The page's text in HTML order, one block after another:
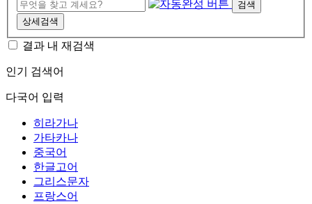
검색
상세검색
결과 내 재검색
인기 검색어
다국어 입력
히라가나
가타카나
중국어
한글고어
그리스문자
프랑스어